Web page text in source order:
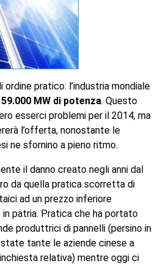
ordine pratico: l’industria mondiale
MW di potenza. Questo
esserci problemi per il 2014, ma
l’offerta, nonostante le
ne sfornino a pieno ritmo.
il danno creato negli anni dal
da quella pratica scorretta di
ad un prezzo inferiore
patria. Pratica che ha portato
produttrici di pannelli (persino in
tante le aziende cinese a
relativa) mentre oggi ci